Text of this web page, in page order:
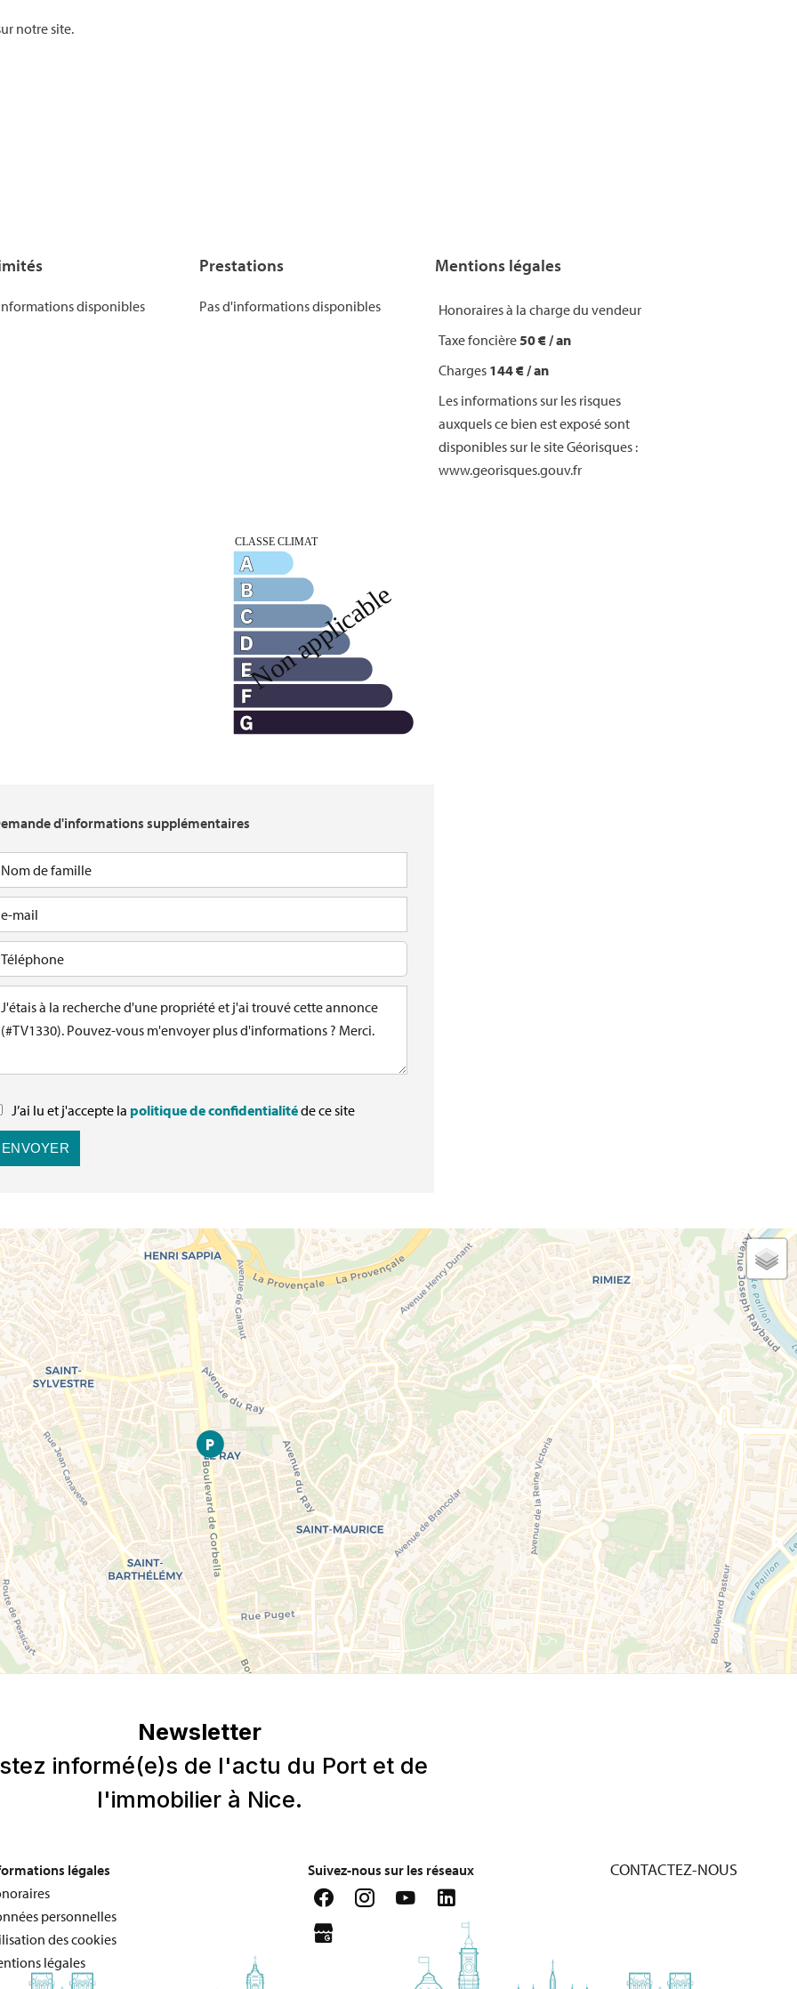
notre site.
disponibles
Prestations
Pas d'informations disponibles
Mentions légales
Honoraires à la charge du vendeur
Taxe foncière50 € / an
Charges 144 € / an
Les informations sur les risques
auxquels ce bien est exposé sont
disponibles sur le site Géorisques :
www.georisques.gouv.fr
d'informations supplémentaires
J’ai lu et j'accepte la politique de confidentialitéde ce site
ENVOYER
légales
personnelles
des cookies
légales
Suivez-nous sur les réseaux CONTACTEZ-NOUS